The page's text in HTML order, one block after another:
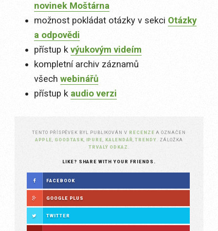
novinek Moštárna
možnost pokládat otázky v sekci Otázky
a odpovědi
přístup k výukovým videím
kompletní archiv záznamů
všech webinářů
přístup k audio verzi
TENTO PŘÍSPĚVEK BYL PUBLIKOVÁN V RECENZE A OZNAČEN
APPLE
GOODTASK IPURE KALENDÁŘ ,TRENDY . ZÁLOŽKA
TRVALÝ ODKAZ
LIKE? SHARE WITH YOUR FRIENDS.
FACEBOOK
GOOGLE PLUS
TWITTER